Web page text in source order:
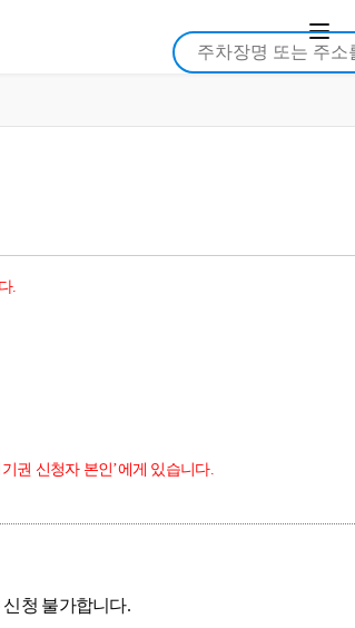
.
권 신청자 본인’에게 있습니다.
청 불가합니다.